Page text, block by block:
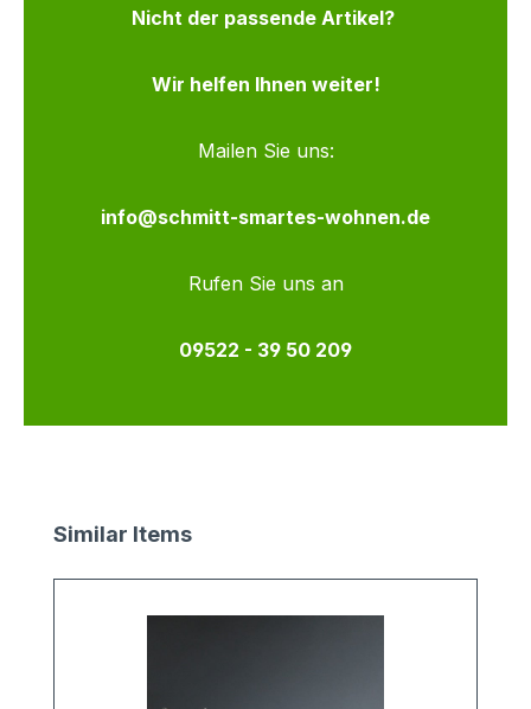
Nicht der passende Artikel?
Wir helfen Ihnen weiter!
Mailen Sie uns:
info@schmitt-smartes-wohnen.de
Rufen Sie uns an
09522 - 39 50 209
Produktgalerie überspringen
Similar Items